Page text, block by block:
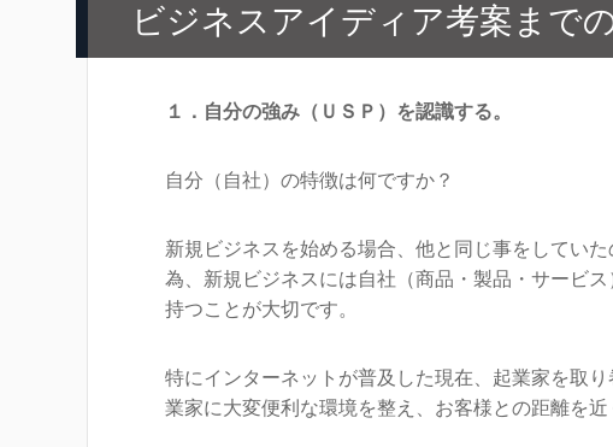
ビジネスアイディア考案まで
１．自分の強み（ＵＳＰ）を認識する。
自分（自社）の特徴は何ですか？
新規ビジネスを始める場合、他と同じ事をしてい
為、新規ビジネスには自社（商品・製品・サービ
持つことが大切です。
特にインターネットが普及した現在、起業家を取
業家に大変便利な環境を整え、お客様との距離を